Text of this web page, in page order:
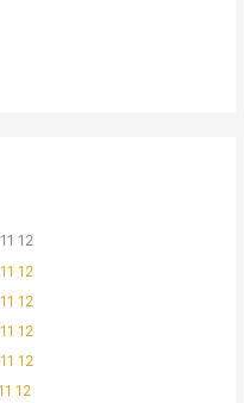
11 12
11 12
11 12
11 12
11 12
12